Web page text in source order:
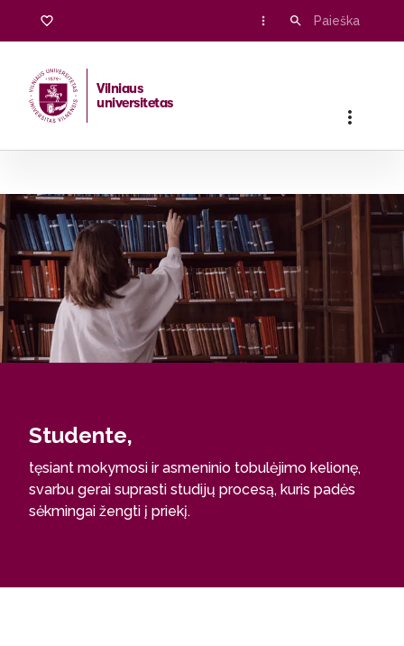
Vilniaus
universitetas
Studente,
tęsiant mokymosi ir asmeninio tobulėjimo kelionę,
svarbu gerai suprasti studijų procesą, kuris padės
sėkmingai žengti į priekį.